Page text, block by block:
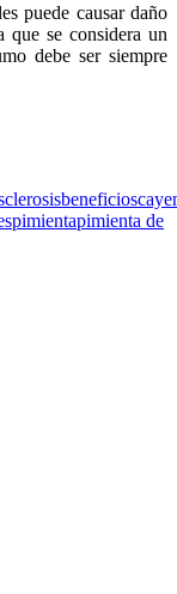
puede causar daño
que se considera un
debe ser siempre
beneficios
pimientapimienta de